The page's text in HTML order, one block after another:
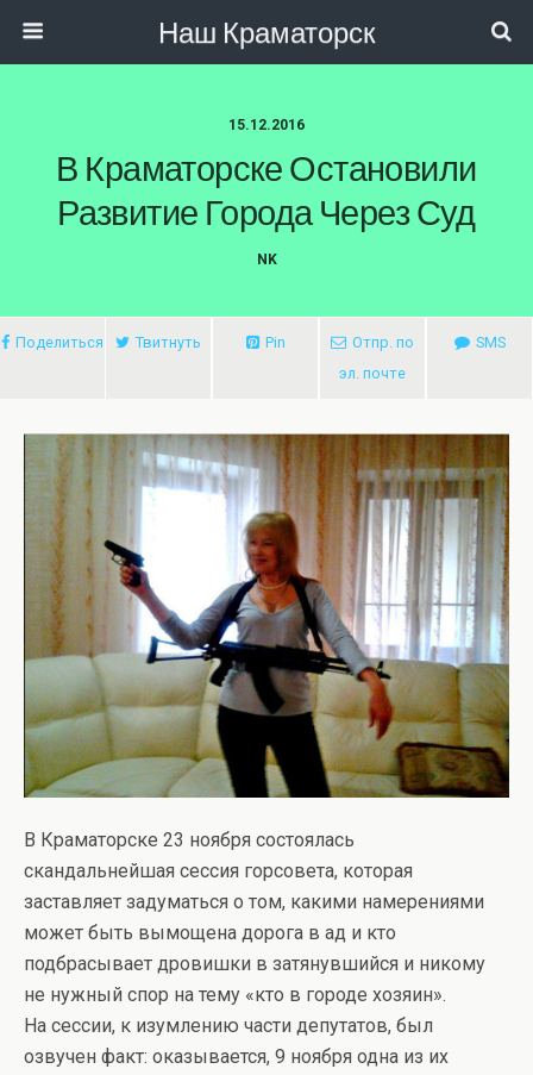
Наш Краматорск
15.12.2016
В Краматорске Остановили
Развитие Города Через Суд
NK
Поделиться Твитнуть Pin
Отпр. по
эл. почте
SMS
В Краматорске 23 ноября состоялась
скандальнейшая сессия горсовета, которая
заставляет задуматься о том, какими намерениями
может быть вымощена дорога в ад и кто
подбрасывает дровишки в затянувшийся и никому
не нужный спор на тему «кто в городе хозяин».
На сессии, к изумлению части депутатов, был
озвучен факт: оказывается, 9 ноября одна из их